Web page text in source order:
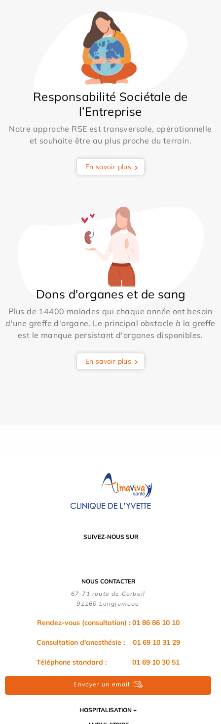
Responsabilité Sociétale de
l’Entreprise
Notre approche RSE est transversale, opérationnelle
et souhaite être au plus proche du terrain.
En savoir plus
Dons d'organes et de sang
Plus de 14400 malades qui chaque année ont besoin
d'une greffe d'organe. Le principal obstacle à la greffe
est le manque persistant d'organes disponibles.
En savoir plus
SUIVEZ-NOUS SUR
NOUS CONTACTER
67-71 route de Corbeil
91160 Longjumeau
Rendez-vous (consultation) : 01 86 86 10 10
Consultation d'anesthésie : 01 69 10 31 29
Téléphone standard : 01 69 10 30 51
Envoyer un email
HOSPITALISATION